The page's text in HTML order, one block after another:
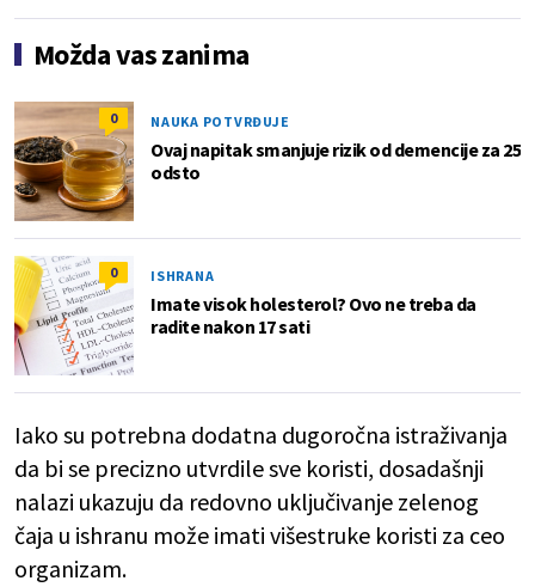
Možda vas zanima
0 NAUKA POTVRĐUJE
Ovaj napitak smanjuje rizik od demencije za 25
odsto
0 ISHRANA
Imate visok holesterol? Ovo ne treba da
radite nakon 17 sati
Iako su potrebna dodatna dugoročna istraživanja
da bi se precizno utvrdile sve koristi, dosadašnji
nalazi ukazuju da redovno uključivanje zelenog
čaja u ishranu može imati višestruke koristi za ceo
organizam.